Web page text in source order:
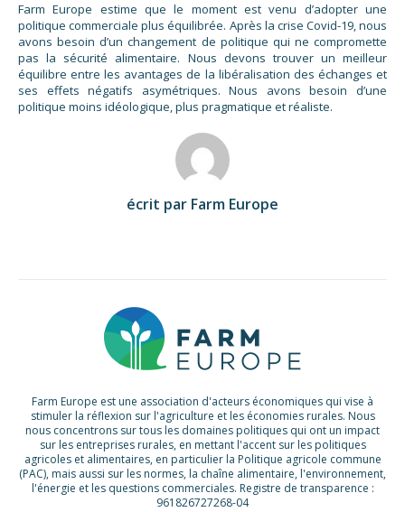
Farm Europe estime que le moment est venu d’adopter une
politique commerciale plus équilibrée. Après la crise Covid-19, nous
avons besoin d’un changement de politique qui ne compromette
pas la sécurité alimentaire. Nous devons trouver un meilleur
équilibre entre les avantages de la libéralisation des échanges et
ses effets négatifs asymétriques. Nous avons besoin d’une
politique moins idéologique, plus pragmatique et réaliste.
écrit par Farm Europe
Farm Europe est une association d'acteurs économiques qui vise à
stimuler la réflexion sur l'agriculture et les économies rurales. Nous
nous concentrons sur tous les domaines politiques qui ont un impact
sur les entreprises rurales, en mettant l'accent sur les politiques
agricoles et alimentaires, en particulier la Politique agricole commune
(PAC), mais aussi sur les normes, la chaîne alimentaire, l'environnement,
l'énergie et les questions commerciales. Registre de transparence :
961826727268-04